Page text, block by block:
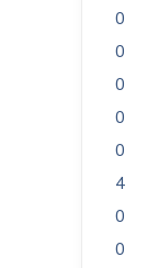
0
0
0
0
0
4
0
0